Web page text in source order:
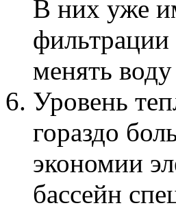
В них уже
менять воду
Уровень
гораздо
экономии
бассейн